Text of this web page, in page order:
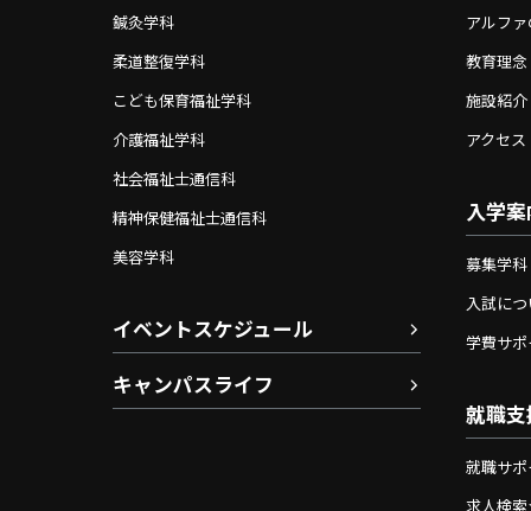
鍼灸学科
柔道整復学科
こども保育福祉学科
介護福祉学科
社会福祉士通信科
精神保健福祉士通信科
美容学科
イベントスケジュール
キャンパスライフ
アルフ
教育理
施設紹介
アクセス
入学
募集学
入試に
学費サ
就職支
就職サ
求人検